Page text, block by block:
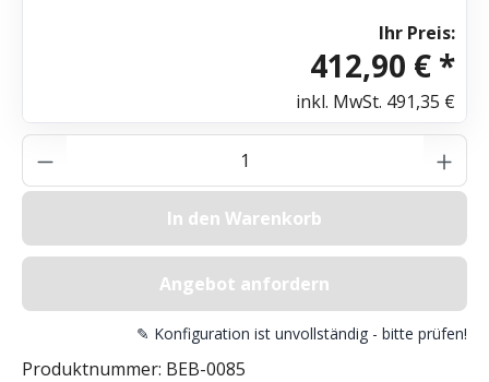
Ihr Preis:
412,90 € *
inkl. MwSt. 491,35 €
Produkt Anzahl: Gib den gewünschten
In den Warenkorb
Angebot anfordern
✎ Konfiguration ist unvollständig - bitte prüfen!
Produktnummer: BEB-0085